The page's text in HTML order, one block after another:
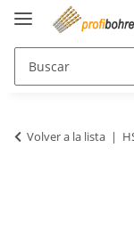
Volver a la lista